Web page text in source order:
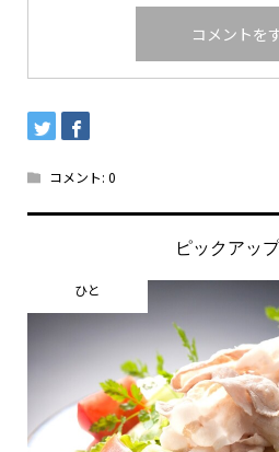
コメント: 0
ピックアッ
ひと